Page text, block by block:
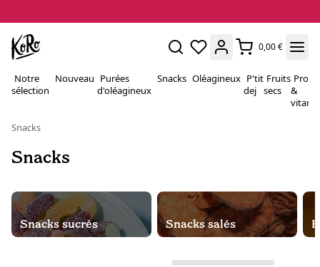
0,00 €
Notre
sélection
Nouveau Purées
d'oléagineux
Snacks Oléagineux P'tit
dej
Fruits
secs
&
Snacks
Snacks
Snacks sucrés Snacks salés